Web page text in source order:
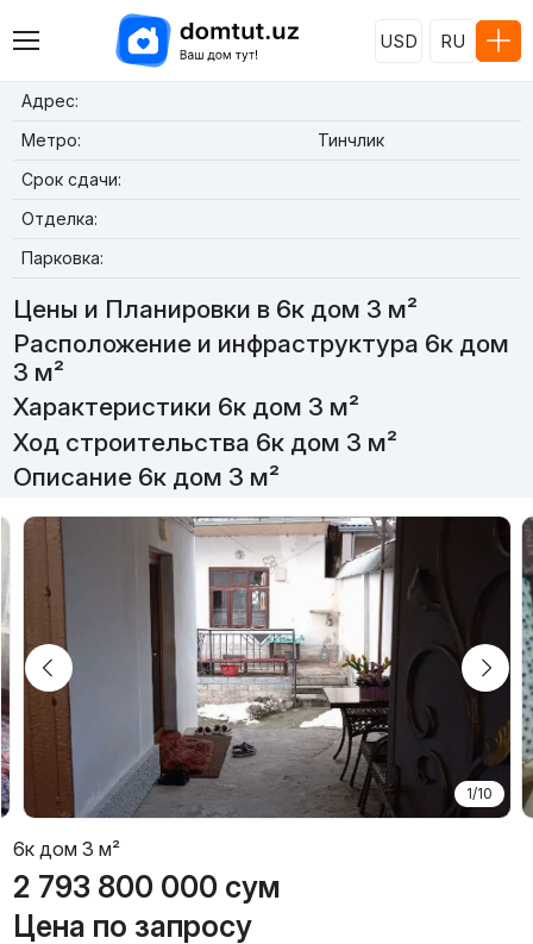
USD RU
Адрес:
Метро:
Тинчлик
Срок сдачи:
Отделка:
Парковка:
Цены и Планировки в 6к дом 3 м²
Расположение и инфраструктура 6к дом
3 м²
Характеристики 6к дом 3 м²
Ход строительства 6к дом 3 м²
Описание 6к дом 3 м²
1/10
6к дом 3 м²
2 793 800 000 сум
Цена по запросу